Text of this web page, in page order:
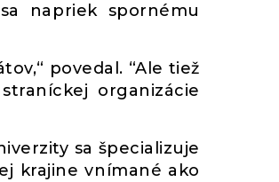
napriek spornému
povedal. “Ale tiež
organizácie
sa špecializuje
krajine vnímané ako